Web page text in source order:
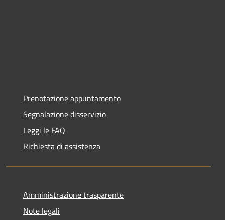
Prenotazione appuntamento
Segnalazione disservizio
Leggi le FAQ
Richiesta di assistenza
Amministrazione trasparente
Note legali